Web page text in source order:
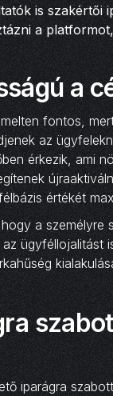
is szakértői
a
a
fontos,
az
érkezik, ami
értékét
a
ügyféllojalitást
iparágra